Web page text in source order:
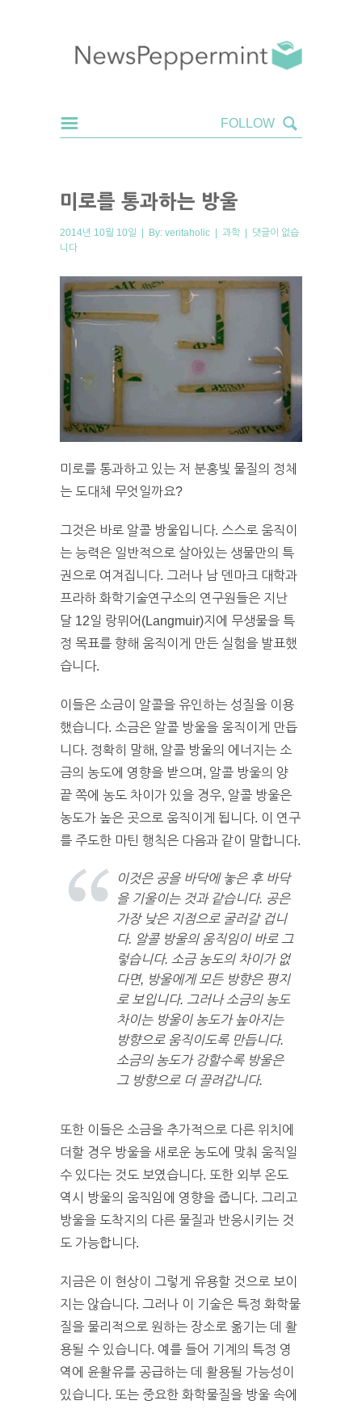
미로를 통과하는 방울
2014년 10월 10일 | By: veritaholic | 과학 | 댓글이 없습
니다
미로를 통과하고 있는 저 분홍빛 물질의 정체
는 도대체 무엇일까요?
그것은 바로 알콜 방울입니다. 스스로 움직이
는 능력은 일반적으로 살아있는 생물만의 특
권으로 여겨집니다. 그러나 남 덴마크 대학과
프라하 화학기술연구소의 연구원들은 지난
달 12일 랑뮈어(Langmuir)지에 무생물을 특
정 목표를 향해 움직이게 만든 실험을 발표했
습니다.
이들은 소금이 알콜을 유인하는 성질을 이용
했습니다. 소금은 알콜 방울을 움직이게 만듭
니다. 정확히 말해, 알콜 방울의 에너지는 소
금의 농도에 영향을 받으며, 알콜 방울의 양
끝 쪽에 농도 차이가 있을 경우, 알콜 방울은
농도가 높은 곳으로 움직이게 됩니다. 이 연구
를 주도한 마틴 행칙은 다음과 같이 말합니다.
이것은 공을 바닥에 놓은 후 바닥
을 기울이는 것과 같습니다. 공은
가장 낮은 지점으로 굴러갈 겁니
다. 알콜 방울의 움직임이 바로 그
렇습니다. 소금 농도의 차이가 없
다면, 방울에게 모든 방향은 평지
로 보입니다. 그러나 소금의 농도
차이는 방울이 농도가 높아지는
방향으로 움직이도록 만듭니다.
소금의 농도가 강할수록 방울은
그 방향으로 더 끌려갑니다.
또한 이들은 소금을 추가적으로 다른 위치에
더할 경우 방울을 새로운 농도에 맞춰 움직일
수 있다는 것도 보였습니다. 또한 외부 온도
역시 방울의 움직임에 영향을 줍니다. 그리고
방울을 도착지의 다른 물질과 반응시키는 것
도 가능합니다.
지금은 이 현상이 그렇게 유용할 것으로 보이
지는 않습니다. 그러나 이 기술은 특정 화학물
질을 물리적으로 원하는 장소로 옮기는 데 활
용될 수 있습니다. 예를 들어 기계의 특정 영
역에 윤활유를 공급하는 데 활용될 가능성이
있습니다. 또는 중요한 화학물질을 방울 속에